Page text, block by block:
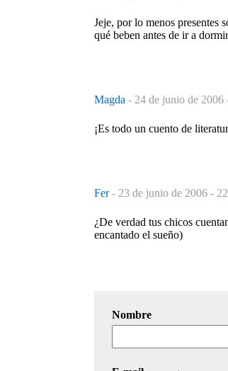
Jeje, por lo menos presentes
qué beben antes de ir a
Magda - 24 de junio de 2006
¡Es todo un cuento de
Fer- 23 de junio de 2006 -
¿De verdad tus chicos
encantado el sueño)
Nombre